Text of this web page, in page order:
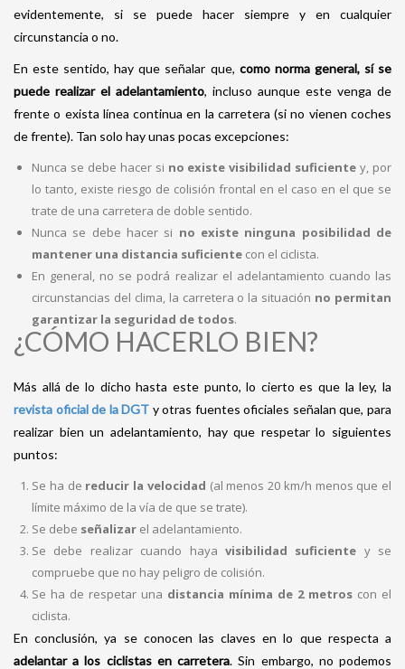
evidentemente, si se puede hacer siempre y en cualquier
circunstancia o no.
En este sentido, hay que señalar que, como norma general, sí se
puede realizar el adelantamiento, incluso aunque este venga de
frente o exista línea continua en la carretera (si no vienen coches
de frente). Tan solo hay unas pocas excepciones:
Nunca se debe hacer si no existe visibilidad suficiente y, por
lo tanto, existe riesgo de colisión frontal en el caso en el que se
trate de una carretera de doble sentido.
Nunca se debe hacer si no existe ninguna posibilidad de
mantener una distancia suficiente con el ciclista.
En general, no se podrá realizar el adelantamiento cuando las
circunstancias del clima, la carretera o la situación no permitan
garantizar la seguridad de todos.
¿CÓMO HACERLO BIEN?
Más allá de lo dicho hasta este punto, lo cierto es que la ley, la
revista oficial de la DGT y otras fuentes oficiales señalan que, para
realizar bien un adelantamiento, hay que respetar lo siguientes
puntos:
Se ha de reducir la velocidad (al menos 20 km/h menos que el
límite máximo de la vía de que se trate).
Se debe señalizar el adelantamiento.
Se debe realizar cuando haya visibilidad suficiente y se
compruebe que no hay peligro de colisión.
Se ha de respetar una distancia mínima de 2 metros con el
ciclista.
En conclusión, ya se conocen las claves en lo que respecta a
adelantar a los ciclistas en carretera. Sin embargo, no podemos